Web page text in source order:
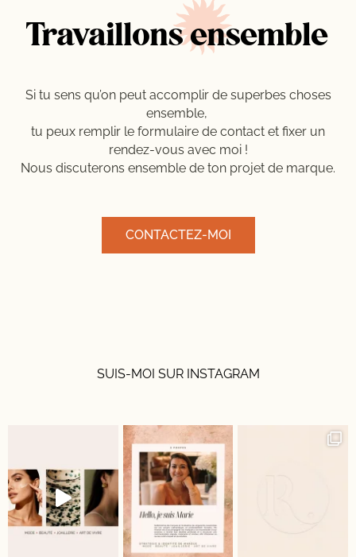
Travaillons ensemble
Si tu sens qu’on peut accomplir de superbes choses
ensemble,
tu peux remplir le formulaire de contact et fixer un
rendez-vous avec moi !
Nous discuterons ensemble de ton projet de marque.
CONTACTEZ-MOI
SUIS-MOI SUR INSTAGRAM